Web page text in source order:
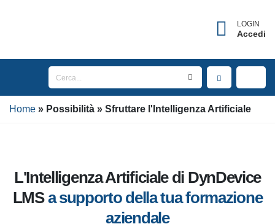
LOGIN
Accedi
Home Possibilità
Sfruttare l'Intelligenza
×
Inserisci l'indirizzo Email associato al tuo account
per ricevere il tuo username.
Email
INVIA
TORNA AL LOGIN
L'Intelligenza Artificiale di
DynDevice LMSa supporto della